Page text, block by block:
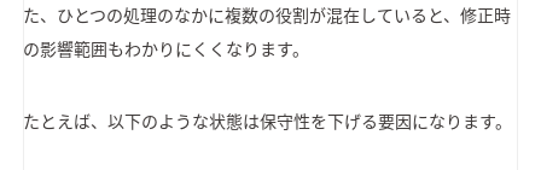
た、ひとつの処理のなかに複数の役割が混在していると、修正時
の影響範囲もわかりにくくなります。
たとえば、以下のような状態は保守性を下げる要因になります。